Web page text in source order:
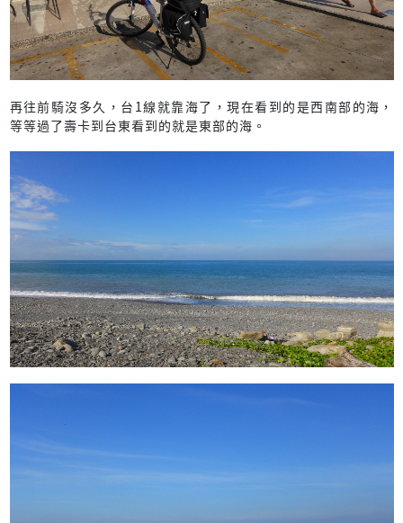
再往前騎沒多久，台1線就靠海了，現在看到的是西南部的海，
等等過了壽卡到台東看到的就是東部的海。